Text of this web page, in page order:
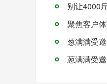
葱满满受